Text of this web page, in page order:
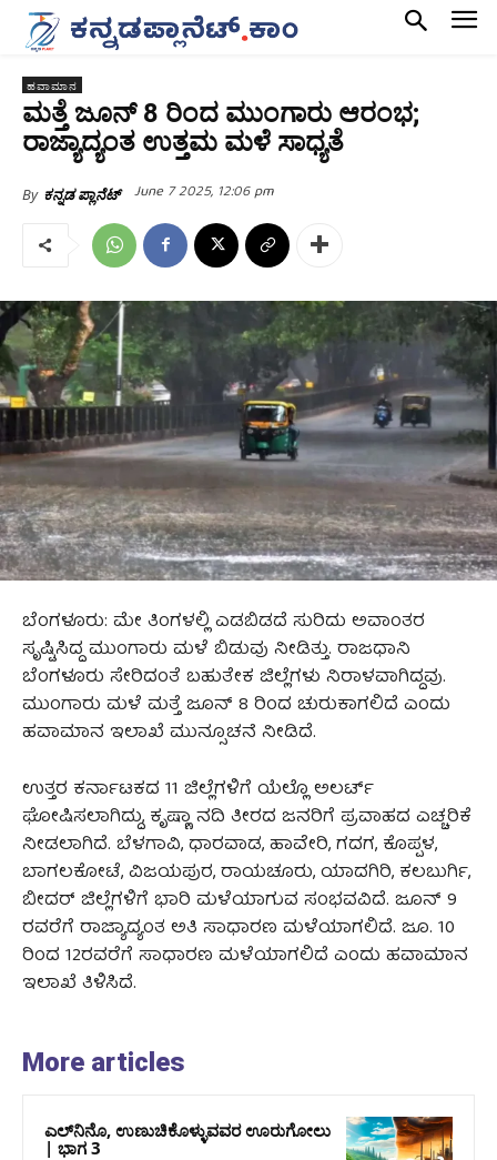
ಹವಾಮಾನ
ಮತ್ತೆ ಜೂನ್ 8 ರಿಂದ ಮುಂಗಾರು ಆರಂಭ;
ರಾಜ್ಯಾದ್ಯಂತ ಉತ್ತಮ ಮಳೆ ಸಾಧ್ಯತೆ
By ಕನ್ನಡ ಪ್ಲಾನೆಟ್ June 7 2025, 12:06 pm
ಬೆಂಗಳೂರು: ಮೇ ತಿಂಗಳಲ್ಲಿ ಎಡಬಿಡದೆ ಸುರಿದು ಅವಾಂತರ
ಸೃಷ್ಟಿಸಿದ್ದ ಮುಂಗಾರು ಮಳೆ ಬಿಡುವು ನೀಡಿತ್ತು. ರಾಜಧಾನಿ
ಬೆಂಗಳೂರು ಸೇರಿದಂತೆ ಬಹುತೇಕ ಜಿಲ್ಲೆಗಳು ನಿರಾಳವಾಗಿದ್ದವು.
ಮುಂಗಾರು ಮಳೆ ಮತ್ತೆ ಜೂನ್ 8 ರಿಂದ ಚುರುಕಾಗಲಿದೆ ಎಂದು
ಹವಾಮಾನ ಇಲಾಖೆ ಮುನ್ಸೂಚನೆ ನೀಡಿದೆ.
ಉತ್ತರ ಕರ್ನಾಟಕದ 11 ಜಿಲ್ಲೆಗಳಿಗೆ ಯೆಲ್ಲೊ ಅಲರ್ಟ್
ಘೋಷಿಸಲಾಗಿದ್ದು, ಕೃಷ್ಣಾ ನದಿ ತೀರದ ಜನರಿಗೆ ಪ್ರವಾಹದ ಎಚ್ಚರಿಕೆ
ನೀಡಲಾಗಿದೆ. ಬೆಳಗಾವಿ, ಧಾರವಾಡ, ಹಾವೇರಿ, ಗದಗ, ಕೊಪ್ಪಳ,
ಬಾಗಲಕೋಟೆ, ವಿಜಯಪುರ, ರಾಯಚೂರು, ಯಾದಗಿರಿ, ಕಲಬುರ್ಗಿ,
ಬೀದರ್ ಜಿಲ್ಲೆಗಳಿಗೆ ಭಾರಿ ಮಳೆಯಾಗುವ ಸಂಭವವಿದೆ. ಜೂನ್ 9
ರವರೆಗೆ ರಾಜ್ಯಾದ್ಯಂತ ಅತಿ ಸಾಧಾರಣ ಮಳೆಯಾಗಲಿದೆ. ಜೂ. 10
ರಿಂದ 12ರವರೆಗೆ ಸಾಧಾರಣ ಮಳೆಯಾಗಲಿದೆ ಎಂದು ಹವಾಮಾನ
ಇಲಾಖೆ ತಿಳಿಸಿದೆ.
More articles
ಎಲ್‍ನಿನೊ, ಉಣುಚಿಕೊಳ್ಳುವವರ ಊರುಗೋಲು
| ಭಾಗ 3